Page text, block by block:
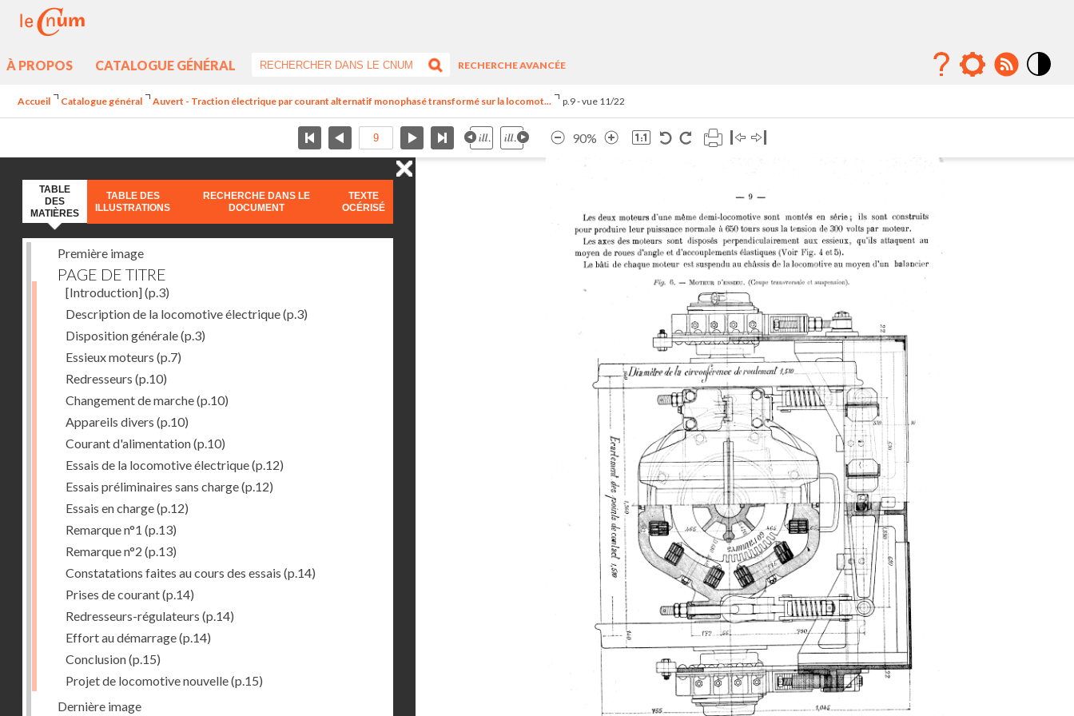
À PROPOS CATALOGUE GÉNÉRAL
RECHERCHE AVANCÉE
Accueil Catalogue général Auvert - Traction électrique par courant alternatif monophasé transformé sur la locomot... p.9 - vue 11/22
90%
TABLE
DES
MATIÈRES
TABLE DES
ILLUSTRATIONS
RECHERCHE DANS LE
DOCUMENT
TEXTE
OCÉRISÉ
Première image
PAGE DE TITRE
[Introduction](p.3)
Description de la locomotive électrique(p.3)
Disposition générale(p.3)
Essieux moteurs (p.7)
Redresseurs (p.10)
Changement de marche(p.10)
Appareils divers (p.10)
Courant d'alimentation(p.10)
Essais de la locomotive électrique(p.12)
Essais préliminaires sans charge(p.12)
Essais en charge(p.12)
Remarque n°1 (p.13)
Remarque n°2 (p.13)
Constatations faites au cours des essais (p.14)
Prises de courant(p.14)
Redresseurs-régulateurs (p.14)
Effort au démarrage(p.14)
Conclusion(p.15)
Projet de locomotive nouvelle(p.15)
Dernière image